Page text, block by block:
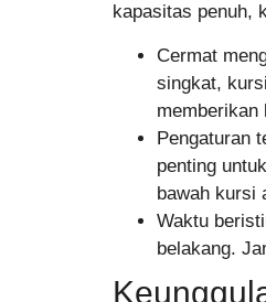
kapasitas penuh,
Cermat
singkat,
memberikan
Pengaturan
penting
bawah kursi
Waktu
belakang.